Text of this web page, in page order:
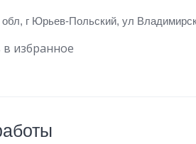
г Юрьев-Польский, ул
избранное